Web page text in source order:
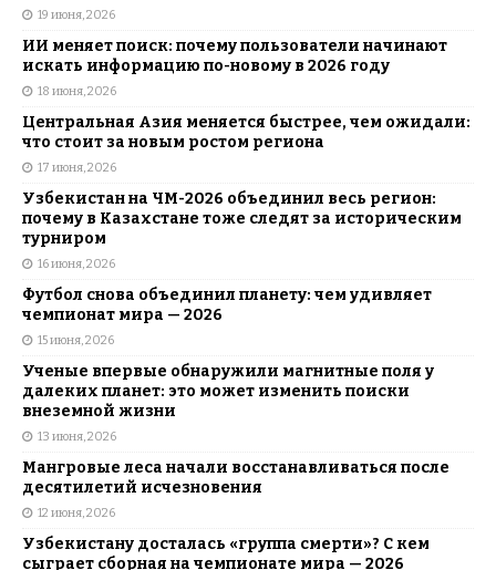
19 июня, 2026
ИИ меняет поиск: почему пользователи начинают
искать информацию по-новому в 2026 году
18 июня, 2026
Центральная Азия меняется быстрее, чем ожидали:
что стоит за новым ростом региона
17 июня, 2026
Узбекистан на ЧМ-2026 объединил весь регион:
почему в Казахстане тоже следят за историческим
турниром
16 июня, 2026
Футбол снова объединил планету: чем удивляет
чемпионат мира — 2026
15 июня, 2026
Ученые впервые обнаружили магнитные поля у
далеких планет: это может изменить поиски
внеземной жизни
13 июня, 2026
Мангровые леса начали восстанавливаться после
десятилетий исчезновения
12 июня, 2026
Узбекистану досталась «группа смерти»? С кем
сыграет сборная на чемпионате мира — 2026